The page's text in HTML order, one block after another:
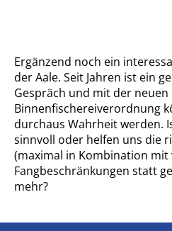
Ergänzend noch ein
der Aale. Seit Jahren ist ein
Gespräch und mit der neuen
Binnenfischereiverordnung
durchaus Wahrheit werden.
sinnvoll oder helfen uns die
(maximal in Kombination
Fangbeschränkungen statt
mehr?